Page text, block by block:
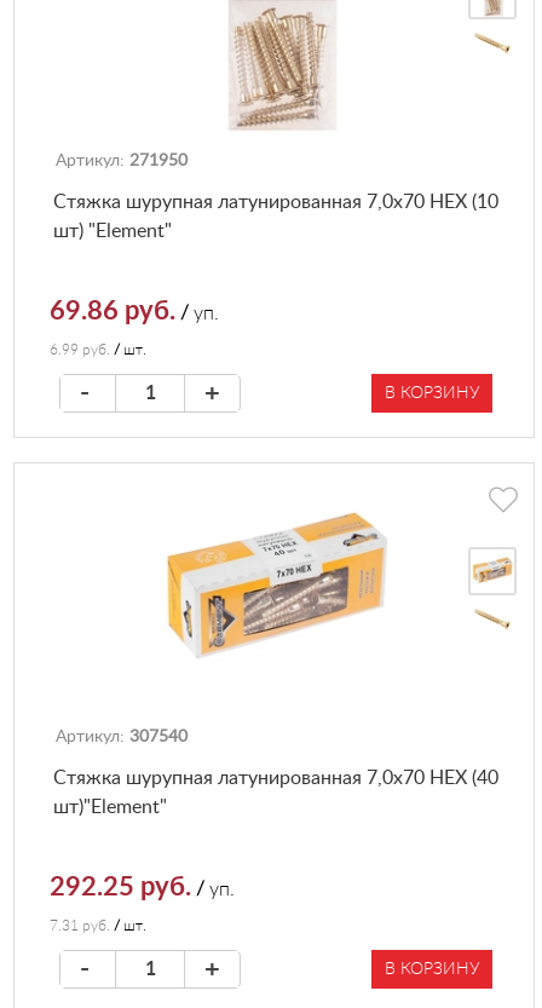
Артикул: 271950
Стяжка шурупная латунированная 7,0х70 HEX (10
шт) "Element"
69.86 руб. /уп.
6.99 руб. / шт.
- + В КОРЗИНУ
Артикул: 307540
Стяжка шурупная латунированная 7,0х70 HEX (40
шт)"Element"
292.25 руб. /уп.
7.31 руб. / шт.
- + В КОРЗИНУ